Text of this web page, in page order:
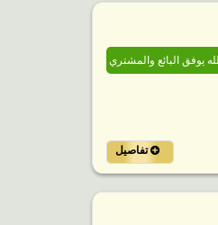
يوفق البائع والمشتري
تفاصيل